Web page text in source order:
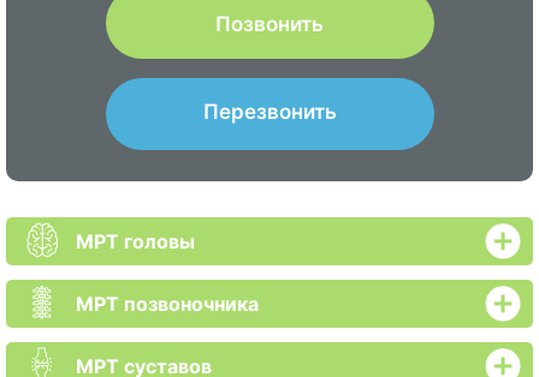
Позвонить
Перезвонить
МРТ головы
МРТ позвоночника
МРТ суставов